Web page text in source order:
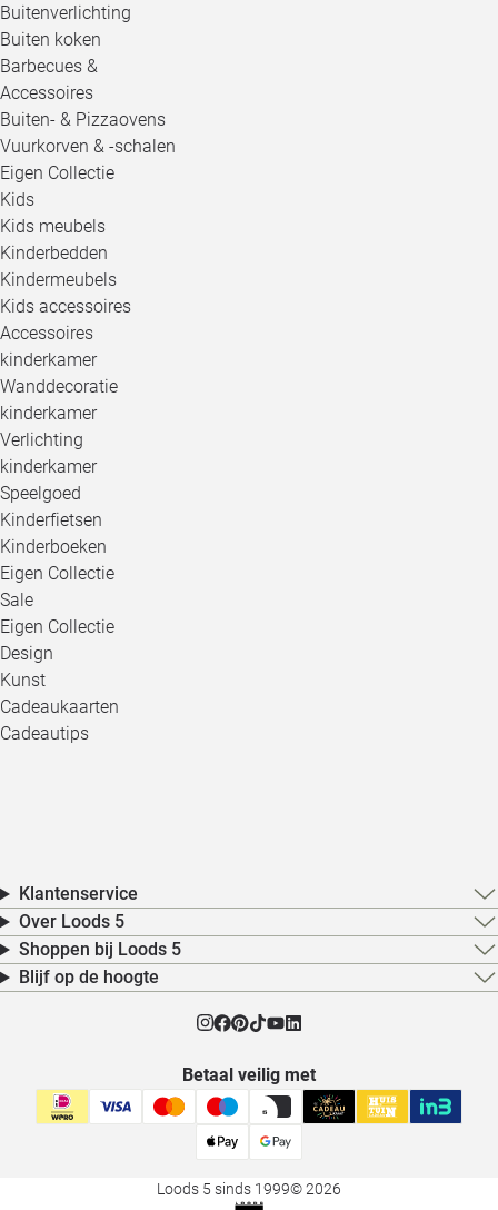
Buitenverlichting
Buiten koken
Barbecues &
Accessoires
Buiten- & Pizzaovens
Vuurkorven & -schalen
Eigen Collectie
Kids
Kids meubels
Kinderbedden
Kindermeubels
Kids accessoires
Accessoires
kinderkamer
Wanddecoratie
kinderkamer
Verlichting
kinderkamer
Speelgoed
Kinderfietsen
Kinderboeken
Eigen Collectie
Sale
Eigen Collectie
Design
Kunst
Cadeaukaarten
Cadeautips
Klantenservice
Over Loods 5
Shoppen bij Loods 5
Blijf op de hoogte
Betaal veilig met
Loods 5 sinds 1999© 2026